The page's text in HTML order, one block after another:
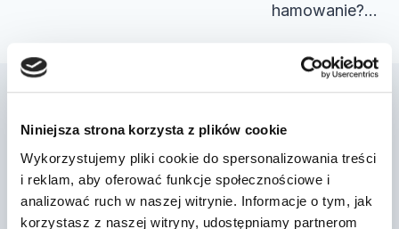
Niniejsza strona korzysta z plików cookie
Wykorzystujemy pliki cookie do spersonalizowania treści
i reklam, aby oferować funkcje społecznościowe i
analizować ruch w naszej witrynie. Informacje o tym, jak
korzystasz z naszej witryny, udostępniamy partnerom
hamowanie?…
Podobne wpisy